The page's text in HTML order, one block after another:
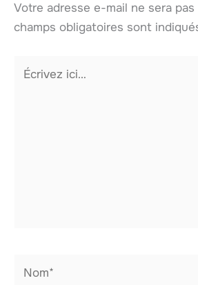
Votre adresse e-mail ne sera pas
champs obligatoires sont
Écrivez
ici…